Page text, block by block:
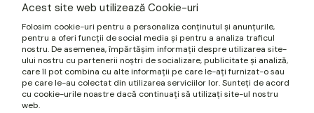
Acest site web utilizează Cookie-uri
Folosim cookie-uri pentru a personaliza conținutul și anunțurile,
pentru a oferi funcții de social media și pentru a analiza traficul
nostru. De asemenea, împărtășim informații despre utilizarea site-
ului nostru cu partenerii noștri de socializare, publicitate și analiză,
care îl pot combina cu alte informații pe care le-ați furnizat-o sau
pe care le-au colectat din utilizarea serviciilor lor. Sunteți de acord
cu cookie-urile noastre dacă continuați să utilizați site-ul nostru
web.